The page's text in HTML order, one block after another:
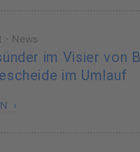
· News
im Visier von
im Umlauf